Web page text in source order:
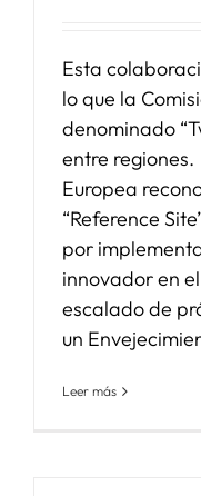
Esta
lo que la
denominado
entre
Europea
“Reference
por
innovador en
escalado de
un
Leer más